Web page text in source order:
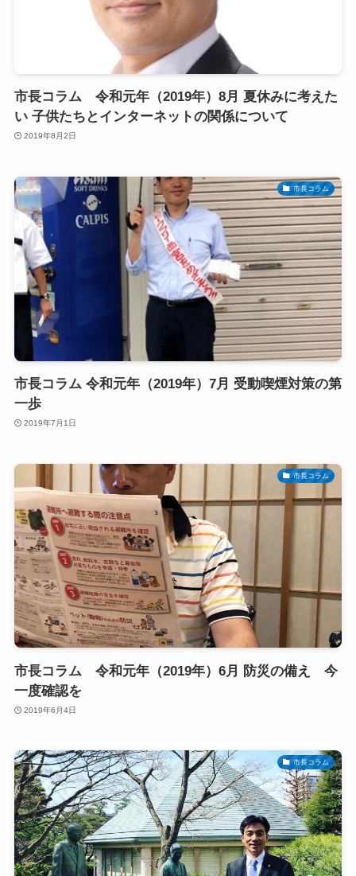
市長コラム 令和元年（2019年）8月 夏休みに考えた
い 子供たちとインターネットの関係について
2019年8月2日
市長コラム
市長コラム 令和元年（2019年）7月 受動喫煙対策の第
一歩
2019年7月1日
市長コラム
市長コラム 令和元年（2019年）6月 防災の備え 今
一度確認を
2019年6月4日
市長コラム